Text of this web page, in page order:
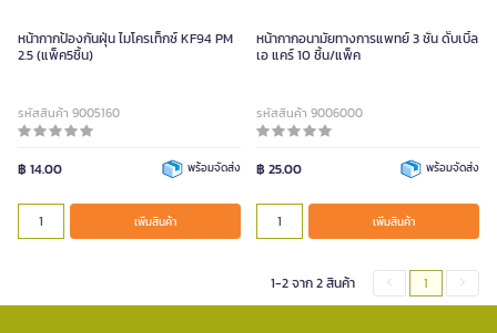
หน้ากากป้องกันฝุ่น ไมโครเท็กซ์ KF94 PM
2.5 (แพ็ค5ชิ้น)
รหัสสินค้า 9005160
฿ 14.00 พร้อมจัดส่ง
เพิ่มสินค้า
หน้ากากอนามัยทางการแพทย์ 3 ชั้น ดั๊บเบิ้ล
เอ แคร์ 10 ชิ้น/แพ็ค
รหัสสินค้า 9006000
฿ 25.00 พร้อมจัดส่ง
เพิ่มสินค้า
1-2 จาก 2 สินค้า 1